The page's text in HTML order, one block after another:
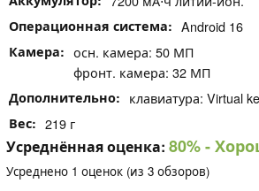
Операционная система Android 16
Камера
осн. камера: 50 МП
фронт. камера: 32 МП
Дополнительно клавиатура: Virtual
Вес 219 г
Усреднённая оценка: 80%-
Усреднено 1 оценок (из 3 обзоров)